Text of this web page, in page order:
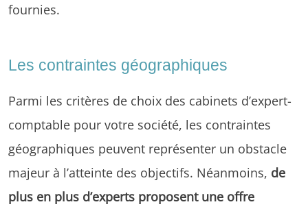
fournies.
Les contraintes géographiques
Parmi les critères de choix des cabinets d’expert-
comptable pour votre société, les contraintes
géographiques peuvent représenter un obstacle
majeur à l’atteinte des objectifs. Néanmoins, de
plus en plus d’experts proposent une offre